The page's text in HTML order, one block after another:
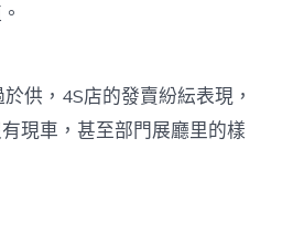
，4S店的發賣紛紜表現，
現車，甚至部門展廳里的樣